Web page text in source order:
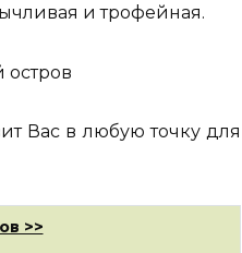
и трофейная.
Вас в любую точку для
>>